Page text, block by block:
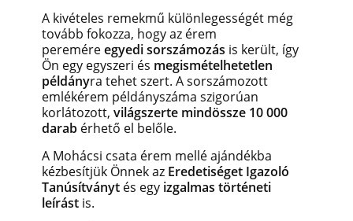
A kivételes remekmű különlegességét még
tovább fokozza, hogy az érem
pereméreegyedi sorszámozás is került, így
Ön egy egyszeri és megismételhetetlen
példányra tehet szert. A sorszámozott
emlékérem példányszáma szigorúan
korlátozott, világszerte mindössze 10 000
darab érhető el belőle.
A Mohácsi csata érem mellé ajándékba
kézbesítjük Önnek az Eredetiséget Igazoló
Tanúsítványt és egy izgalmas történeti
leírást is.